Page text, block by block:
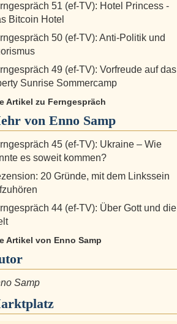
51 (ef-TV): Hotel Princess -
Bitcoin Hotel
50 (ef-TV): Anti-Politik und
49 (ef-TV): Vorfreude auf das
Sunrise Sommercamp
Artikel zu Ferngespräch
von Enno Samp
45 (ef-TV): Ukraine – Wie
es soweit kommen?
20 Gründe, mit dem Linkssein
44 (ef-TV): Über Gott und die
Artikel von Enno Samp
Samp